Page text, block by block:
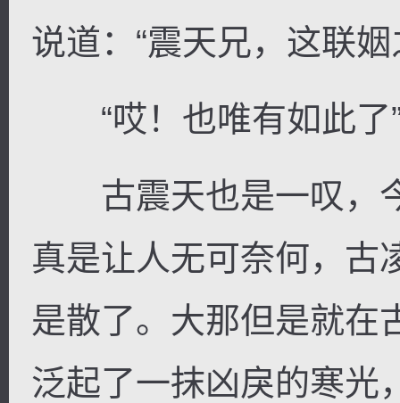
说道：“震天兄，这联
“哎！也唯有如此了
古震天也是一叹，
真是让人无可奈何，古
是散了。大那但是就在
泛起了一抹凶戾的寒光